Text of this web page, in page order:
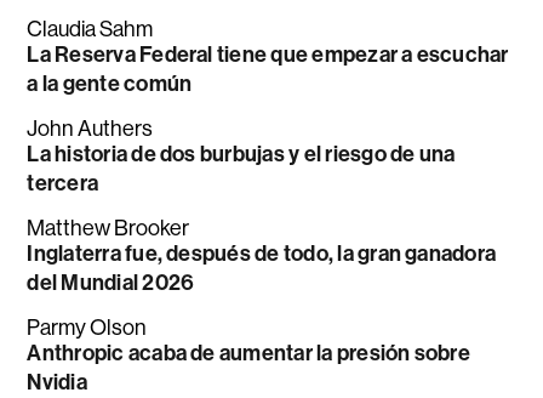
Claudia Sahm
La Reserva Federal tiene que empezar a escuchar
a la gente común
John Authers
La historia de dos burbujas y el riesgo de una
tercera
Matthew Brooker
Inglaterra fue, después de todo, la gran ganadora
del Mundial 2026
Parmy Olson
Anthropic acaba de aumentar la presión sobre
Nvidia